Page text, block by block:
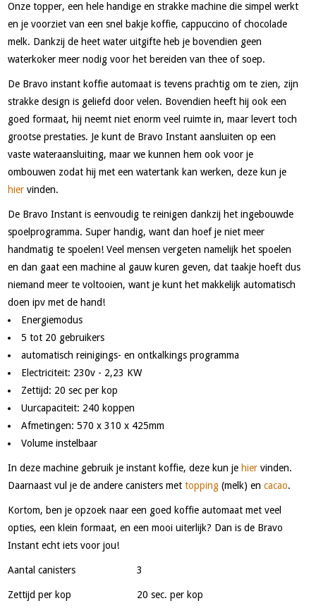
Onze topper, een hele handige en strakke machine die simpel werkt
en je voorziet van een snel bakje koffie, cappuccino of chocolade
melk. Dankzij de heet water uitgifte heb je bovendien geen
waterkoker meer nodig voor het bereiden van thee of soep.
De Bravo instant koffie automaat is tevens prachtig om te zien, zijn
strakke design is geliefd door velen. Bovendien heeft hij ook een
goed formaat, hij neemt niet enorm veel ruimte in, maar levert toch
grootse prestaties. Je kunt de Bravo Instant aansluiten op een
vaste wateraansluiting, maar we kunnen hem ook voor je
ombouwen zodat hij met een watertank kan werken, deze kun je
hier vinden.
De Bravo Instant is eenvoudig te reinigen dankzij het ingebouwde
spoelprogramma. Super handig, want dan hoef je niet meer
handmatig te spoelen! Veel mensen vergeten namelijk het spoelen
en dan gaat een machine al gauw kuren geven, dat taakje hoeft dus
niemand meer te voltooien, want je kunt het makkelijk automatisch
doen ipv met de hand!
Energiemodus
5 tot 20 gebruikers
automatisch reinigings- en ontkalkings programma
Electriciteit: 230v - 2,23 KW
Zettijd: 20 sec per kop
Uurcapaciteit: 240 koppen
Afmetingen: 570 x 310 x 425mm
Volume instelbaar
In deze machine gebruik je instant koffie, deze kun je hier vinden.
Daarnaast vul je de andere canisters mettopping (melk) encacao.
Kortom, ben je opzoek naar een goed koffie automaat met veel
opties, een klein formaat, en een mooi uiterlijk? Dan is de Bravo
Instant echt iets voor jou!
Aantal canisters 3
Zettijd per kop 20 sec. per kop